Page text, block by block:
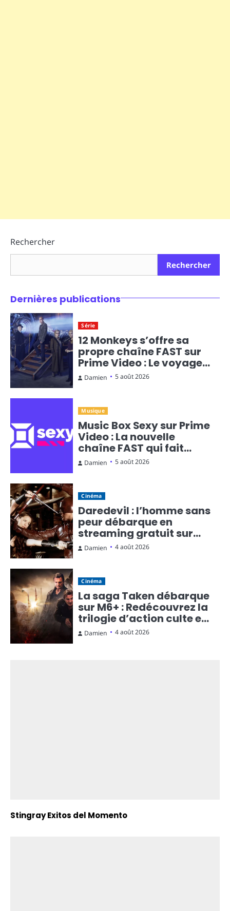
Rechercher
Rechercher
Dernières publications
Série
12 Monkeys s’offre sa
propre chaîne FAST sur
Prime Video : Le voyage
temporel en diffusion
Damien 5 août 2026
Musique
Music Box Sexy sur Prime
Video : La nouvelle
chaîne FAST qui fait
monter la température
Damien 5 août 2026
Cinéma
Daredevil : l’homme sans
peur débarque en
streaming gratuit sur
Rakuten TV
Damien 4 août 2026
Cinéma
La saga Taken débarque
sur M6+ : Redécouvrez la
trilogie d’action culte en
streaming gratuit
Damien 4 août 2026
Stingray Exitos del Momento